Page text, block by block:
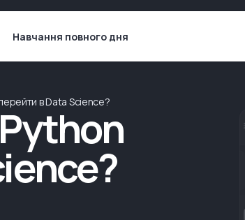
Навчання повного дня
в Data Science?